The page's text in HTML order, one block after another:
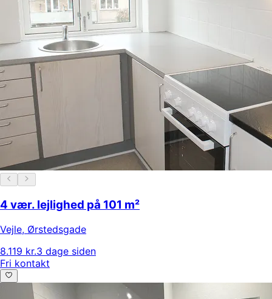
4 vær. lejlighed på 101 m²
Vejle, Ørstedsgade
8.119 kr.3 dage siden
Fri kontakt